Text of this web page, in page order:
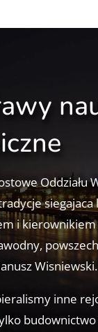
Oddziału
i kierownikiem
Wisniewski.
inne